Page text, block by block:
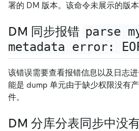
署的 DM 版本。该命令未展示的版本
DM 同步报错 parse
metadata error:
该错误需要查看报错信息以及日志
能是 dump 单元由于缺少权限没有
件。
DM 分库分表同步中没